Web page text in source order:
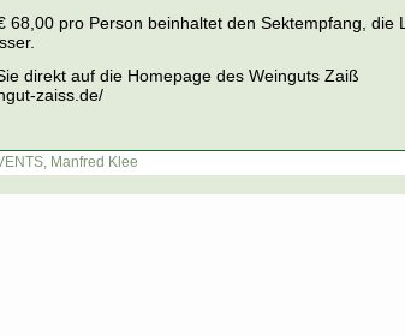
68,00 pro Person beinhaltet den Sektempfang,
direkt auf die Homepage des Weinguts Zaiß
zaiss.de/
Manfred Klee